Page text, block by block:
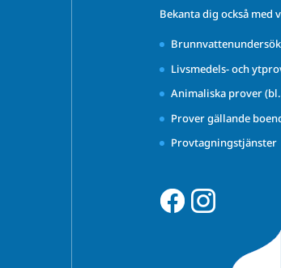
Bekanta dig också
Livsmedels- och
Animaliska prover
Prover gällande
Provtagningstjänster